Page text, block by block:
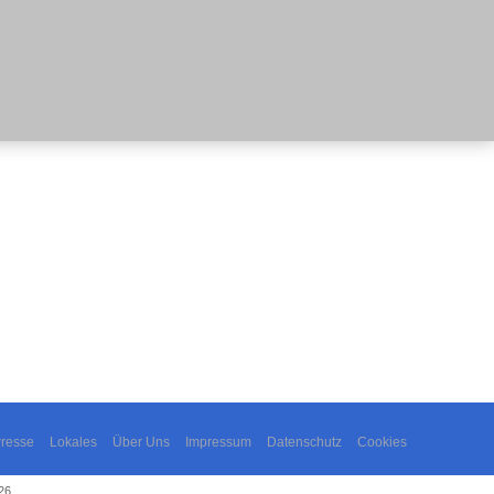
Lokales Über Uns Impressum Datenschutz Cookies